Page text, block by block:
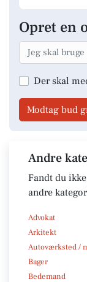
Opret en
Der skal
Modtag bud
Andre
Fandt du
andre
Advokat
Arkitekt
Autoværksted /
Bager
Bedemand